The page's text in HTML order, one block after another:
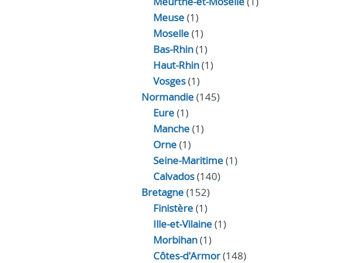
Meuse(1)
Moselle(1)
Bas-Rhin(1)
Haut-Rhin(1)
Vosges(1)
Normandie(145)
Eure(1)
Manche(1)
Orne(1)
Seine-Maritime(1)
Calvados(140)
Bretagne(152)
Finistère(1)
Ille-et-Vilaine(1)
Morbihan(1)
Côtes-d'Armor(148)